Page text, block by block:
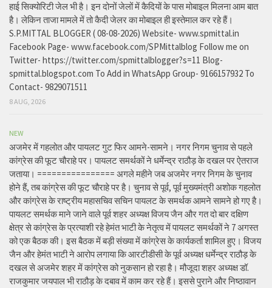
हाई सिक्योरिटी जेल भी है। इन दोनों जेलों में कैदियों के पास मोबाइल मिलना आम बात
है। लेकिन ताजा मामले में तो कैदी जेलर का मोबाइल ही इस्तेमाल कर रहे हैं।
S.P.MITTAL BLOGGER ( 08-08-2026) Website- www.spmittal.in
Facebook Page- www.facebook.com/SPMittalblog Follow me on
Twitter- https://twitter.com/spmittalblogger?s=11 Blog-
spmittal.blogspot.com To Add in WhatsApp Group- 9166157932 To
Contact- 9829071511
8 AUG, 2026
NEW
अजमेर में गहलोत और पायलट गुट फिर आमने-सामने। नगर निगम चुनाव से पहले
कांग्रेस की फूट चौराहे पर। पायलट समर्थकों ने धर्मेन्द्र राठौड़ के दखल पर ऐतराज
जताया। ================ अगले महीने जब अजमेर नगर निगम के चुनाव
होने हैं, तब कांग्रेस की फूट चौराहे पर है। चुनाव से पूर्व, पूर्व मुख्यमंत्री अशोक गहलोत
और कांग्रेस के राष्ट्रीय महासचिव सचिन पायलट के समर्थक आमने सामने हो गए है।
पायलट समर्थक माने जाने वाले पूर्व शहर अध्यक्ष विजय जैन और गत दो बार दक्षिण
क्षेत्र से कांग्रेस के प्रत्याशी रहे हेमंत भाटी के नेतृत्व में पायलट समर्थकों ने 7 अगस्त
को एक बैठक की। इस बैठक में बड़ी संख्या में कांग्रेस के कार्यकर्ता शामिल हुए। विजय
जैन और हेमंत भाटी ने आरोप लगाया कि आरटीडीसी के पूर्व अध्यक्ष धर्मेन्द्र राठौड़ के
दखल से अजमेर शहर में कांग्रेस को नुकसान हो रहा है। मौजूदा शहर अध्यक्ष डॉ.
राजकुमार जयपाल भी राठौड़ के दबाव में काम कर रहे हैं। इससे पुराने और निष्ठावान